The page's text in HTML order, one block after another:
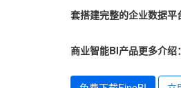
套搭建完整的企业数据平
商业智能BI产品更多介绍：